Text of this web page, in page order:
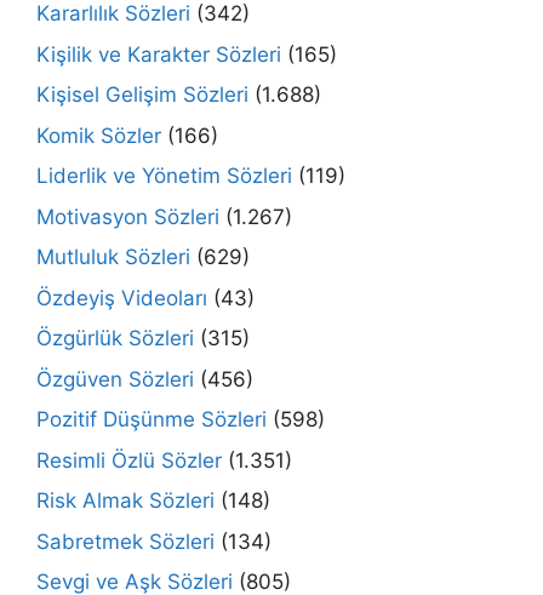
Kararlılık Sözleri (342)
Kişilik ve Karakter Sözleri (165)
Kişisel Gelişim Sözleri (1.688)
Komik Sözler (166)
Liderlik ve Yönetim Sözleri (119)
Motivasyon Sözleri (1.267)
Mutluluk Sözleri (629)
Özdeyiş Videoları (43)
Özgürlük Sözleri (315)
Özgüven Sözleri (456)
Pozitif Düşünme Sözleri (598)
Resimli Özlü Sözler (1.351)
Risk Almak Sözleri (148)
Sabretmek Sözleri (134)
Sevgi ve Aşk Sözleri (805)